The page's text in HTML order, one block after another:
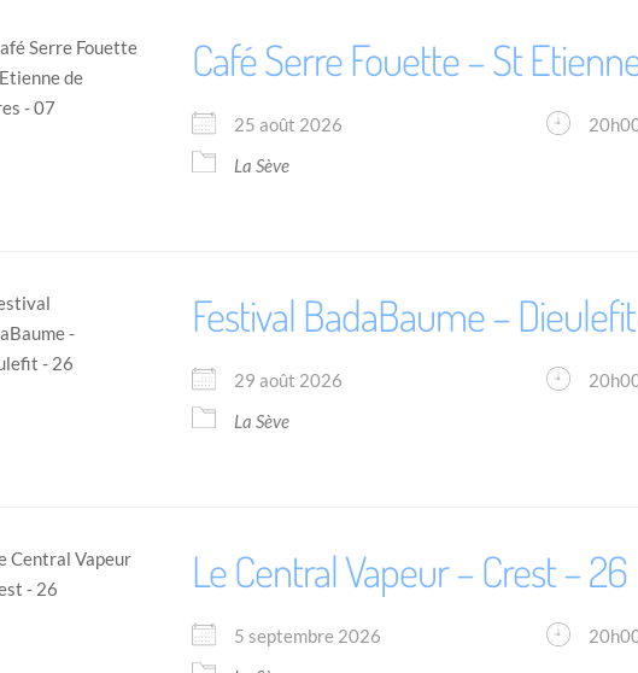
Café Serre Fouette – St
25 août 2026
La Sève
Festival BadaBaume –
29 août 2026
La Sève
Le Central Vapeur – Crest – 26
5 septembre 2026